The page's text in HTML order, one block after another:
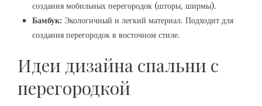
создания мобильных перегородок (шторы, ширмы).
Бамбук: Экологичный и легкий материал. Подходит для
создания перегородок в восточном стиле.
Идеи дизайна спальни с
перегородкой